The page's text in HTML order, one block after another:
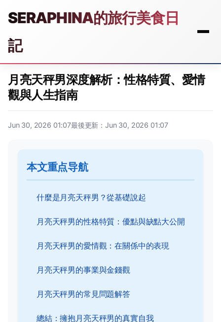
SERAPHINA的旅行美食日
記
月亮天秤男深度解析：性格特質、愛情
觀與人生指南
Jun 30, 2026 01:07最後更新：Jun 30, 2026 01:07
本文重点导航
什麼是月亮天秤男？從基礎說起
月亮天秤男的性格特質：優點與缺點大公開
月亮天秤男的愛情觀：在關係中的表現
月亮天秤男的事業與金錢觀
月亮天秤男的常見問題解答
總結：擁抱月亮天秤男的真實自我